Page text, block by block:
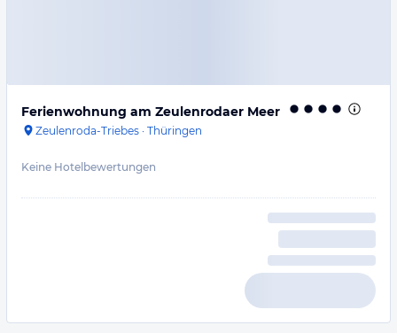
Ferienwohnung am Zeulenrodaer Meer
Zeulenroda-Triebes · Thüringen
Keine Hotelbewertungen